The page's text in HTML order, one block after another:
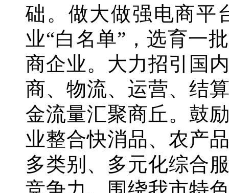
础。做大做强电商平
业“白名单”，选育一
商企业。大力招引国
商、物流、运营、结
金流量汇聚商丘。鼓
业整合快消品、农产
多类别、多元化综合